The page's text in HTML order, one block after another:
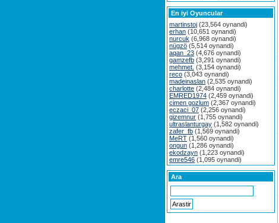
En iyi Oyuncular
martinstoj (23,564 oynandi)
erhan (10,651 oynandi)
nurcuk (6,968 oynandi)
nügzö (5,514 oynandi)
aqan_23 (4,676 oynandi)
gamzefb (3,291 oynandi)
mehmet. (3,154 oynandi)
reco (3,043 oynandi)
madeinaslan (2,535 oynandi)
charlotte (2,484 oynandi)
EMRED1974 (2,459 oynandi)
cimen gozlum (2,367 oynandi)
eczaci_07 (2,256 oynandi)
gizemnur (1,755 oynandi)
ultraslanturgay (1,582 oynandi)
zafer_fb (1,569 oynandi)
MeRT (1,560 oynandi)
ongun (1,286 oynandi)
ekodzayn (1,223 oynandi)
emre546 (1,095 oynandi)
Ara